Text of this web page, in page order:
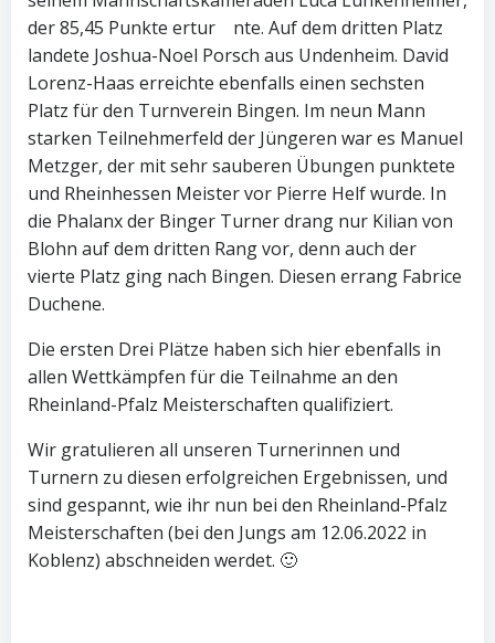
der 85,45 Punkte ertur nte. Auf dem dritten Platz
landete Joshua-Noel Porsch aus Undenheim. David
Lorenz-Haas erreichte ebenfalls einen sechsten
Platz für den Turnverein Bingen. Im neun Mann
starken Teilnehmerfeld der Jüngeren war es Manuel
Metzger, der mit sehr sauberen Übungen punktete
und Rheinhessen Meister vor Pierre Helf wurde. In
die Phalanx der Binger Turner drang nur Kilian von
Blohn auf dem dritten Rang vor, denn auch der
vierte Platz ging nach Bingen. Diesen errang Fabrice
Duchene.
Die ersten Drei Plätze haben sich hier ebenfalls in
allen Wettkämpfen für die Teilnahme an den
Rheinland-Pfalz Meisterschaften qualifiziert.
Wir gratulieren all unseren Turnerinnen und
Turnern zu diesen erfolgreichen Ergebnissen, und
sind gespannt, wie ihr nun bei den Rheinland-Pfalz
Meisterschaften (bei den Jungs am 12.06.2022 in
Koblenz) abschneiden werdet. 🙂